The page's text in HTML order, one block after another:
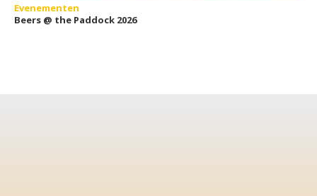
Evenementen
Beers @ the Paddock 2026